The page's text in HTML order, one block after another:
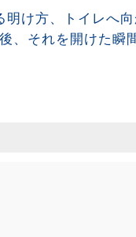
明け方、トイレへ
、それを開けた